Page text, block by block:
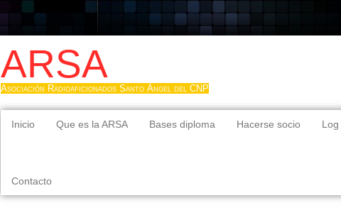
ARSA
Asociación Radioaficionados Santo Ángel del CNP
Inicio Que es la ARSA Bases diploma Hacerse socio
Contacto